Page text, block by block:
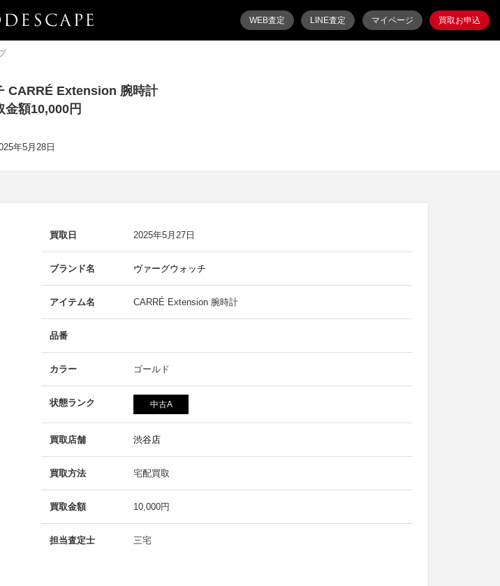
WEB査定 LINE査定 マイページ 買取お申込
CARRÉ Extension 腕時計
金額10,000円
年5月28日
買取日 2025年5月27日
ブランド名 ヴァーグウォッチ
アイテム名 CARRÉ Extension 腕時計
品番
カラー ゴールド
状態ランク 中古A
買取店舗 渋谷店
買取方法 宅配買取
買取金額 10,000円
担当査定士 三宅